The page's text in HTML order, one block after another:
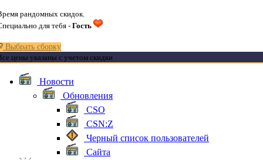
рандомных скидок.
для тебя - Гость
Выбрать сборку
цены указаны с учетом скидки
Новости
Обновления
CSO
CSN:Z
Черный список пользователей
Сайта